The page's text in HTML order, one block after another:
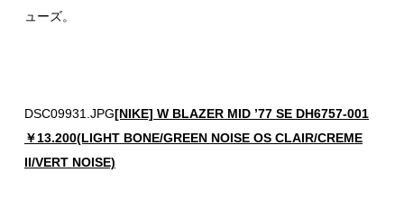
ューズ。
DSC09931.JPG[NIKE] W BLAZER MID ’77 SE DH6757-001
￥13.200(LIGHT BONE/GREEN NOISE OS CLAIR/CREME
II/VERT NOISE)